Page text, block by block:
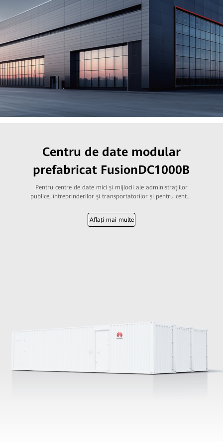
Centru de date modular
prefabricat FusionDC1000B
Pentru centre de date mici și mijlocii ale administrațiilor
publice, întreprinderilor și transportatorilor și pentru centre
Aflați mai multe